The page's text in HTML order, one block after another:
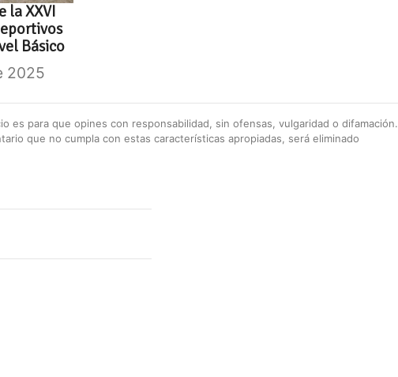
la XXVI
Básico
2025
es para que opines con responsabilidad, sin ofensas, vulgaridad o difamación.
que no cumpla con estas características apropiadas, será eliminado